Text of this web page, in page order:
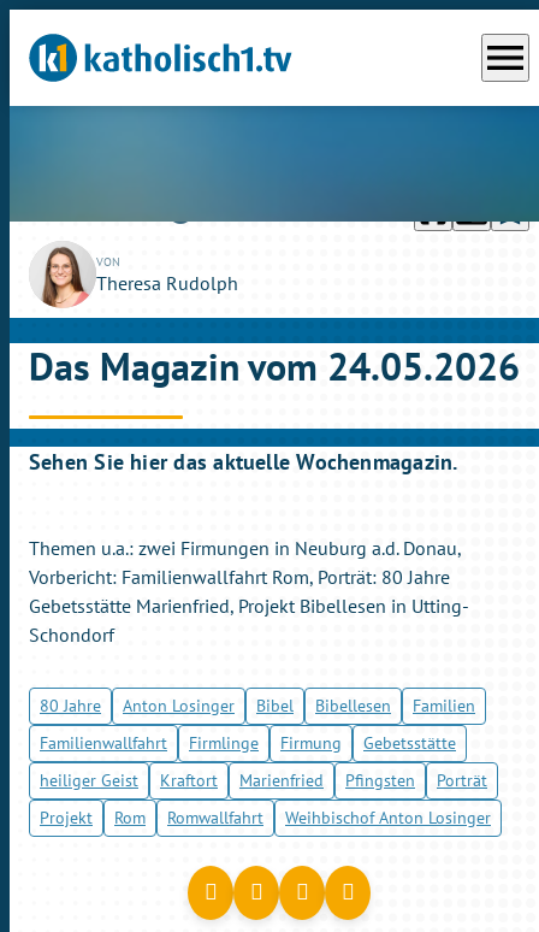
menu
VON
Theresa Rudolph
Das Magazin vom 24.05.2026
Sehen Sie hier das aktuelle Wochenmagazin.
Themen u.a.: zwei Firmungen in Neuburg a.d. Donau,
Vorbericht: Familienwallfahrt Rom, Porträt: 80 Jahre
Gebetsstätte Marienfried, Projekt Bibellesen in Utting-
Schondorf
80 Jahre Anton Losinger Bibel Bibellesen
Familien
Familienwallfahrt
Firmlinge Firmung
Gebetsstätte
heiliger Geist
Kraftort Marienfried Pfingsten
Porträt
Projekt
Rom Romwallfahrt Weihbischof Anton Losinger